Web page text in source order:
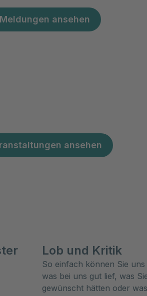
ansehen
ansehen
Lob und Kritik
So einfach können Sie
was bei uns gut lief, was
gewünscht hätten oder